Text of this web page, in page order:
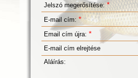
Jelszó megerősítése:*
E-mail cím: *
Email cím újra: *
E-mail cím elrejtése
Aláírás: